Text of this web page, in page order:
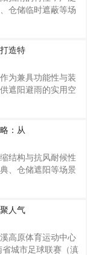
类型、体积、重量
、形状和结构。若
备足够的空间高度
提高作业效率
仓储临时遮蔽等场
患。以下从安装前
三方面，梳理关键
与工具是基础场地
平整坚实，避开松
。若地面为水泥
，防止帐篷支架受
，建议铺设木板或
土地上，遇雨后
造特
为兼具功能性与装
遮阳避雨的实用空
制设计、材料选
维度，解析美食城
一、定制设计：融
顾实用性与视觉吸
景：若用于烧烤
材质；若作为轻食
大面积透光面料或
色系（如米白、深
：从
结构与抗风耐候性
、仓储遮阳等场景
需求分析、设计定
环节，解析全流程
：场景决定功能配
：使用场景：商业
示，选择带LOGO印
人气
高原体育运动中心
省城市足球联赛（滇